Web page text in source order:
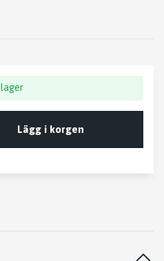
I lager
Lägg i korgen